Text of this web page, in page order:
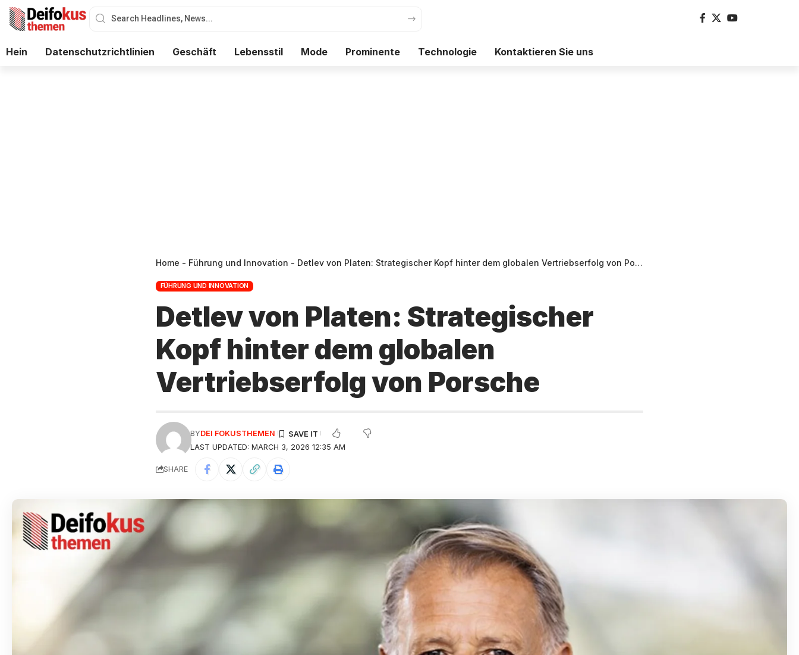
Hein Datenschutzrichtlinien Geschäft Lebensstil Mode Prominente Technologie Kontaktieren Sie uns
Home - Führung und Innovation - Detlev von Platen: Strategischer Kopf hinter dem globalen Vertriebserfolg von Porsche
FÜHRUNG UND INNOVATION
Detlev von Platen: Strategischer
Kopf hinter dem globalen
Vertriebserfolg von Porsche
LAST UPDATED: MARCH 3, 2026 12:35 AM
BYDEI FOKUSTHEMEN
SHARE